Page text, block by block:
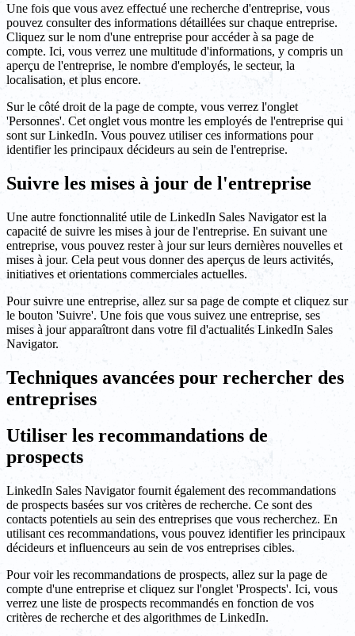
Une fois que vous avez effectué une recherche d'entreprise, vous
pouvez consulter des informations détaillées sur chaque entreprise.
Cliquez sur le nom d'une entreprise pour accéder à sa page de
compte. Ici, vous verrez une multitude d'informations, y compris un
aperçu de l'entreprise, le nombre d'employés, le secteur, la
localisation, et plus encore.
Sur le côté droit de la page de compte, vous verrez l'onglet
'Personnes'. Cet onglet vous montre les employés de l'entreprise qui
sont sur LinkedIn. Vous pouvez utiliser ces informations pour
identifier les principaux décideurs au sein de l'entreprise.
Suivre les mises à jour de l'entreprise
Une autre fonctionnalité utile de LinkedIn Sales Navigator est la
capacité de suivre les mises à jour de l'entreprise. En suivant une
entreprise, vous pouvez rester à jour sur leurs dernières nouvelles et
mises à jour. Cela peut vous donner des aperçus de leurs activités,
initiatives et orientations commerciales actuelles.
Pour suivre une entreprise, allez sur sa page de compte et cliquez sur
le bouton 'Suivre'. Une fois que vous suivez une entreprise, ses
mises à jour apparaîtront dans votre fil d'actualités LinkedIn Sales
Navigator.
Techniques avancées pour rechercher des
entreprises
Utiliser les recommandations de
prospects
LinkedIn Sales Navigator fournit également des recommandations
de prospects basées sur vos critères de recherche. Ce sont des
contacts potentiels au sein des entreprises que vous recherchez. En
utilisant ces recommandations, vous pouvez identifier les principaux
décideurs et influenceurs au sein de vos entreprises cibles.
Pour voir les recommandations de prospects, allez sur la page de
compte d'une entreprise et cliquez sur l'onglet 'Prospects'. Ici, vous
verrez une liste de prospects recommandés en fonction de vos
critères de recherche et des algorithmes de LinkedIn.